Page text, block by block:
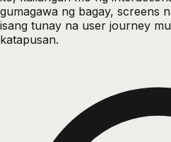
gumagawa ng bagay, screens
isang tunay na user journey
katapusan.